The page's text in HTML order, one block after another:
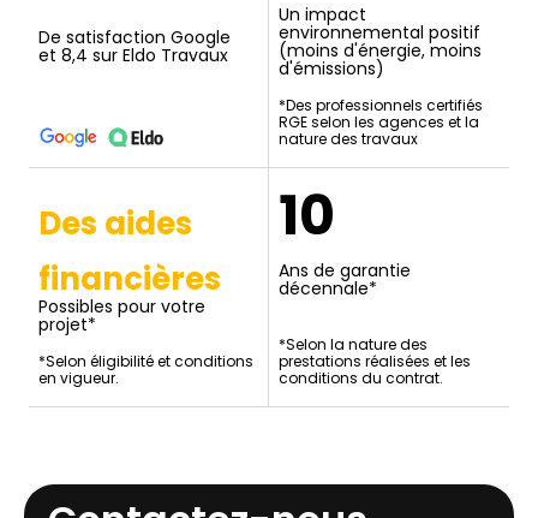
De satisfaction Google
et 8,4 sur Eldo Travaux
Un impact
environnemental positif
(moins d'énergie, moins
d'émissions)
*Des professionnels certifiés
RGE selon les agences et la
nature des travaux
Des aides
financières
Possibles pour votre
projet*
*Selon éligibilité et conditions
en vigueur.
10
Ans de garantie
décennale*
*Selon la nature des
prestations réalisées et les
conditions du contrat.